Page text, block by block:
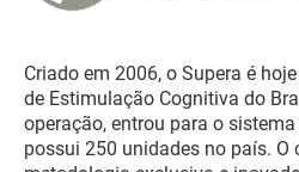
Criado em 2006, o Supera é
de Estimulação Cognitiva do
operação, entrou para o
possui 250 unidades no país. O